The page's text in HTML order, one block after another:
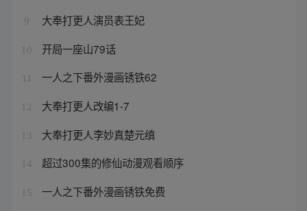
9 大奉打更人演员表王妃
10 开局一座山79话
一人之下番外漫画锈铁62
12 大奉打更人改编1-7
13 大奉打更人李妙真楚元缜
14 超过300集的修仙动漫观看顺序
15 一人之下番外漫画锈铁免费